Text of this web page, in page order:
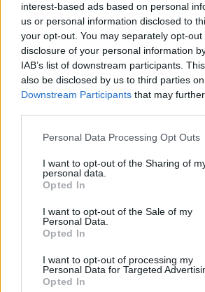
interest-based ads based on personal
us or personal information disclosed to
your opt-out. You may separately opt-
disclosure of your personal information
IAB’s list of downstream participants.
also be disclosed by us to third parties
Downstream Participants that may
Personal Data Processing Opt Outs
I want to opt-out of the Sharing of
personal data.
Opted In
I want to opt-out of the Sale of my
Personal Data.
Opted In
I want to opt-out of processing my
Personal Data for Targeted
Opted In
Sécurité Automobile
Catalogne lance un radar
téléphone et ceinture en
Auto Pour Vous 4 août 2026